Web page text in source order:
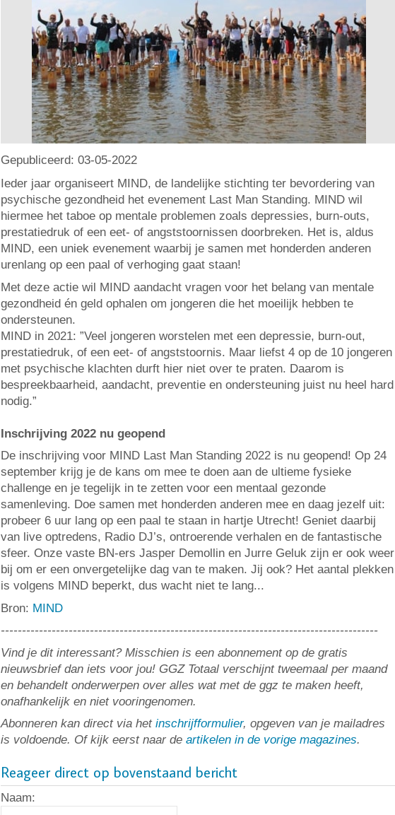
Gepubliceerd: 03-05-2022
Ieder jaar organiseert MIND, de landelijke stichting ter bevordering van
psychische gezondheid het evenement Last Man Standing. MIND wil
hiermee het taboe op mentale problemen zoals depressies, burn-outs,
prestatiedruk of een eet- of angststoornissen doorbreken. Het is, aldus
MIND, een uniek evenement waarbij je samen met honderden anderen
urenlang op een paal of verhoging gaat staan!
Met deze actie wil MIND aandacht vragen voor het belang van mentale
gezondheid én geld ophalen om jongeren die het moeilijk hebben te
ondersteunen.
MIND in 2021: ”Veel jongeren worstelen met een depressie, burn-out,
prestatiedruk, of een eet- of angststoornis. Maar liefst 4 op de 10 jongeren
met psychische klachten durft hier niet over te praten. Daarom is
bespreekbaarheid, aandacht, preventie en ondersteuning juist nu heel hard
nodig.”
Inschrijving 2022 nu geopend
De inschrijving voor MIND Last Man Standing 2022 is nu geopend! Op 24
september krijg je de kans om mee te doen aan de ultieme fysieke
challenge en je tegelijk in te zetten voor een mentaal gezonde
samenleving. Doe samen met honderden anderen mee en daag jezelf uit:
probeer 6 uur lang op een paal te staan in hartje Utrecht! Geniet daarbij
van live optredens, Radio DJ’s, ontroerende verhalen en de fantastische
sfeer. Onze vaste BN-ers Jasper Demollin en Jurre Geluk zijn er ook weer
bij om er een onvergetelijke dag van te maken. Jij ook? Het aantal plekken
is volgens MIND beperkt, dus wacht niet te lang...
Bron: MIND
-----------------------------------------------------------------------------------------
Vind je dit interessant? Misschien is een abonnement op de gratis
nieuwsbrief dan iets voor jou! GGZ Totaal verschijnt tweemaal per maand
en behandelt onderwerpen over alles wat met de ggz te maken heeft,
onafhankelijk en niet vooringenomen.
Abonneren kan direct via het inschrijfformulier, opgeven van je mailadres
is voldoende. Of kijk eerst naar de artikelen in de vorige magazines.
Reageer direct op bovenstaand bericht
Naam: